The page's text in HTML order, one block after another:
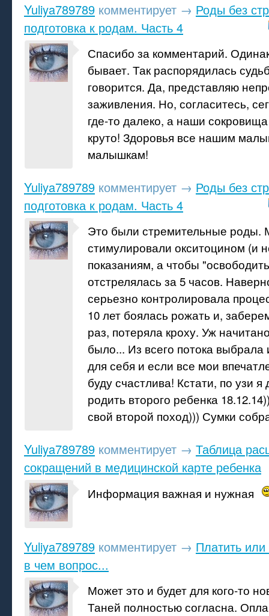
Yuliya789789 комментирует → Роды без
подготовка к родам. Часть 4
Спасибо за комментарий.
бывает. Так распорядилась
говорится. Да, представляю
заживления. Но, согласитесь,
где-то далеко, а наши
круто! Здоровья все нашим
малышкам!
Yuliya789789 комментирует → Роды без
подготовка к родам. Часть 4
Это были стремительные роды.
стимулировали окситоцином (и
показаниям, а чтобы
отстрелялась за 5 часов.
серьезно контролировала
10 лет боялась рожать и,
раз, потеряла кроху. Уж
было... Из всего потока
для себя и если все мои
буду счастлива! Кстати, по узи
родить второго ребенка
свой второй поход))) Сумки
Yuliya789789 комментирует → Таблица
сокращений в медицинской карте ребенка
Информация важная и нужная
Yuliya789789 комментирует → Платить
в чем вопрос...
Может это и будет для кого-то
Таней полностью согласна.